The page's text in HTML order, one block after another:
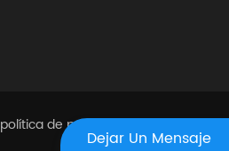
política de privacidad
Dejar Un Mensaje